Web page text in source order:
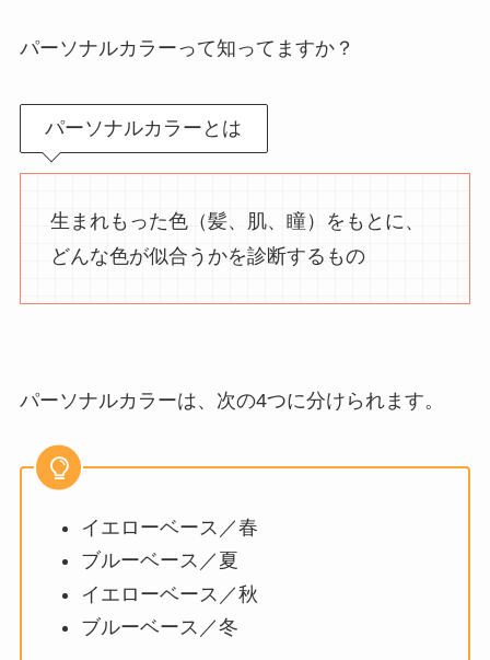
パーソナルカラーって知ってますか？
パーソナルカラーとは
生まれもった色（髪、肌、瞳）をもとに、
どんな色が似合うかを診断するもの
パーソナルカラーは、次の4つに分けられます。
イエローベース／春
ブルーベース／夏
イエローベース／秋
ブルーベース／冬